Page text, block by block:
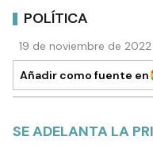
POLÍTICA
19 de noviembre de
Añadir como fuente en
SE ADELANTA LA